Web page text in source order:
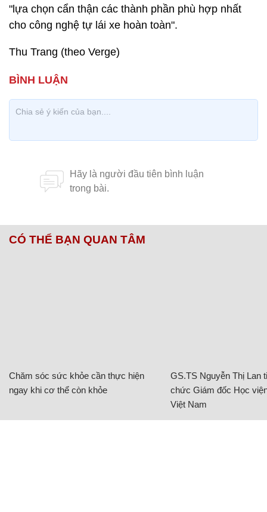
"lựa chọn cẩn thận các thành phần phù hợp nhất
cho công nghệ tự lái xe hoàn toàn".
Thu Trang (theo Verge)
CÓ THỂ BẠN QUAN TÂM
Chăm sóc sức khỏe cần thực hiện
ngay khi cơ thể còn khỏe
GS.TS Nguyễn Thị Lan
chức Giám đốc Học
Việt Nam